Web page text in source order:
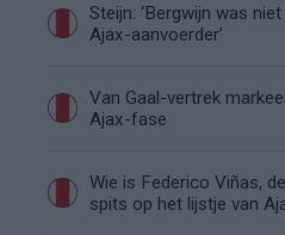
Steijn: ‘Bergwijn was
Ajax-aanvoerder’
Van Gaal-vertrek
Ajax-fase
Wie is Federico Viñas,
spits op het lijstje van